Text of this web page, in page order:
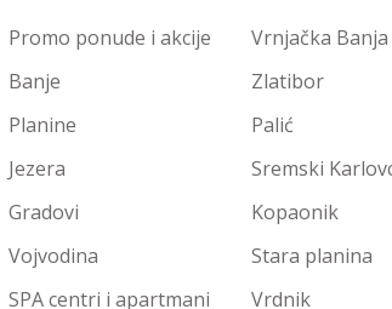
Promo ponude i akcije
Banje
Planine
Jezera
Gradovi
Vojvodina
SPA centri i apartmani
Vrnjačka Banja
Zlatibor
Palić
Sremski
Kopaonik
Stara planina
Vrdnik